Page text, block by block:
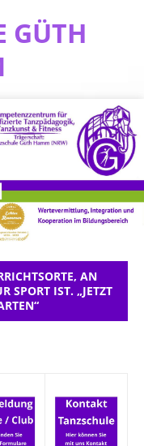
GÜTH
AN
SPORT IST. „JETZT